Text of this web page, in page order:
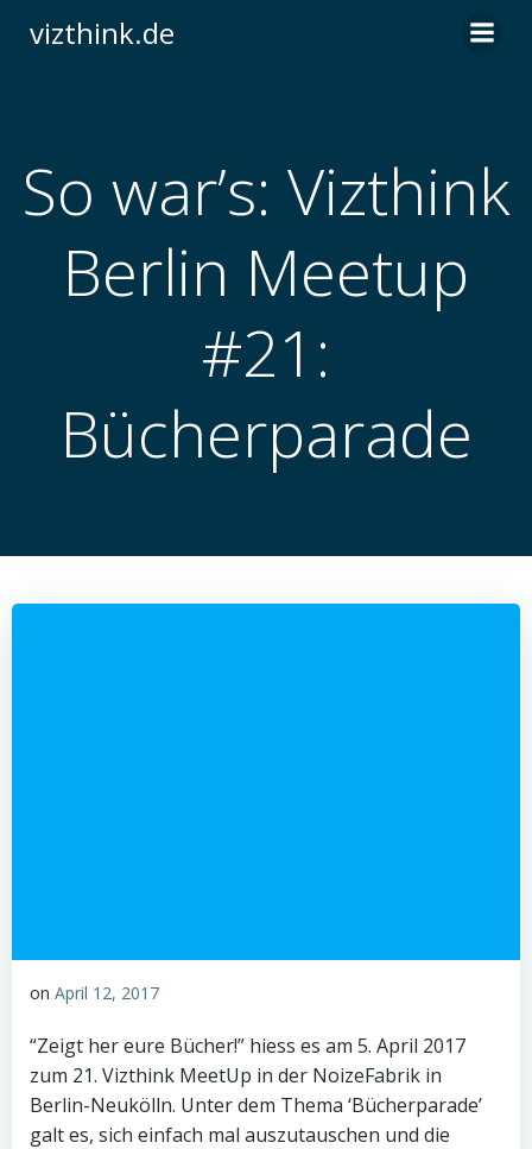
vizthink.de
So war’s: Vizthink
Berlin Meetup
#21:
Bücherparade
on April 12, 2017
“Zeigt her eure Bücher!” hiess es am 5. April 2017
zum 21. Vizthink MeetUp in der NoizeFabrik in
Berlin-Neukölln. Unter dem Thema ‘Bücherparade’
galt es, sich einfach mal auszutauschen und die